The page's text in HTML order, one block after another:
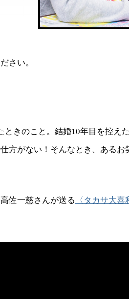
さい。
きのこと。結婚10年目を控えた
方がない！そんなとき、あるお
佐一慈さんが送る 〈タカサ大喜